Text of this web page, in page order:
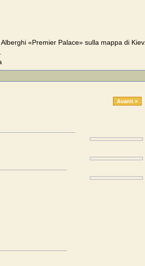
«Premier Palace» sulla mappa di Kiev.
Avanti »